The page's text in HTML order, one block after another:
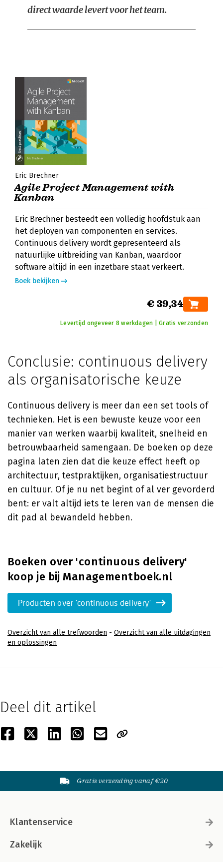
direct waarde levert voor het team.
Eric Brechner
Agile Project Management with
Kanban
Eric Brechner besteedt een volledig hoofdstuk aan
het deployen van componenten en services.
Continuous delivery wordt gepresenteerd als
natuurlijke uitbreiding van Kanban, waardoor
software altijd in een inzetbare staat verkeert.
Boek bekijken
€ 39,34
Levertijd ongeveer 8 werkdagen | Gratis verzonden
Conclusie: continuous delivery
als organisatorische keuze
Continuous delivery is meer dan een set tools of
technieken. Het is een bewuste keuze voor een
manier van werken waarbij kwaliteit, snelheid en
betrouwbaarheid samengaan. De boeken op deze
pagina laten zien dat die keuze effect heeft op
architectuur, testpraktijken, organisatiestructuur
en cultuur. Of je nu net begint of al ver gevorderd
bent: er valt altijd iets te leren van de mensen die
dit pad al bewandeld hebben.
Boeken over 'continuous delivery'
koop je bij Managementboek.nl
Producten over 'continuous delivery'
Overzicht van alle trefwoorden - Overzicht van alle uitdagingen
en oplossingen
Deel dit artikel
Gratis verzending vanaf €20
Klantenservice
Zakelijk